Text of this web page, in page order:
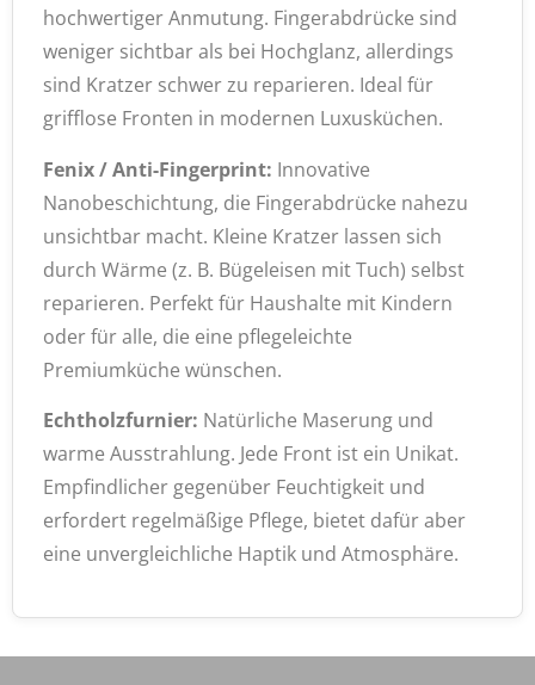
hochwertiger Anmutung. Fingerabdrücke sind
weniger sichtbar als bei Hochglanz, allerdings
sind Kratzer schwer zu reparieren. Ideal für
grifflose Fronten in modernen Luxusküchen.
Fenix / Anti-Fingerprint: Innovative
Nanobeschichtung, die Fingerabdrücke nahezu
unsichtbar macht. Kleine Kratzer lassen sich
durch Wärme (z. B. Bügeleisen mit Tuch) selbst
reparieren. Perfekt für Haushalte mit Kindern
oder für alle, die eine pflegeleichte
Premiumküche wünschen.
Echtholzfurnier: Natürliche Maserung und
warme Ausstrahlung. Jede Front ist ein Unikat.
Empfindlicher gegenüber Feuchtigkeit und
erfordert regelmäßige Pflege, bietet dafür aber
eine unvergleichliche Haptik und Atmosphäre.